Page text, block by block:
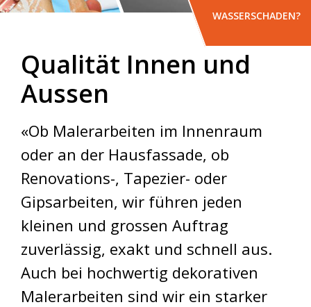
WASSERSCHADEN?
Qualität Innen und
Aussen
«Ob Malerarbeiten im Innenraum
oder an der Hausfassade, ob
Renovations-, Tapezier- oder
Gipsarbeiten, wir führen jeden
kleinen und grossen Auftrag
zuverlässig, exakt und schnell aus.
Auch bei hochwertig dekorativen
Malerarbeiten sind wir ein starker